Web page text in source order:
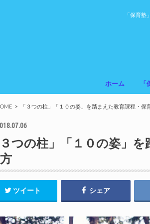
「保育
ホーム
「３つの柱」「１０の姿」を踏まえた教育課程・保
３つの柱」「１０の姿」
ツイート シェア